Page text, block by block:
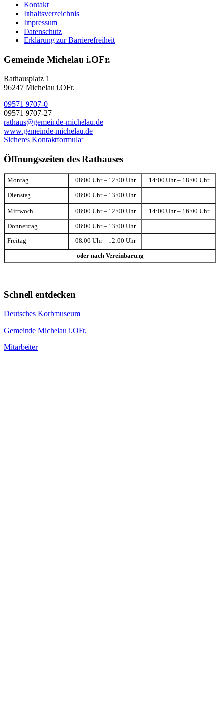
Kontakt
Inhaltsverzeichnis
Impressum
Datenschutz
Erklärung zur Barrierefreiheit
Gemeinde Michelau i.OFr.
Rathausplatz 1
96247 Michelau i.OFr.
09571 9707-0
09571 9707-27
rathaus@gemeinde-michelau.de
www.gemeinde-michelau.de
Sicheres Kontaktformular
Öffnungszeiten des Rathauses
Montag 08:00 Uhr – 12:00 Uhr 14:00 Uhr – 18:00 Uhr
Dienstag 08:00 Uhr – 13:00 Uhr
Mittwoch 08:00 Uhr – 12:00 Uhr 14:00 Uhr – 16:00 Uhr
Donnerstag 08:00 Uhr – 13:00 Uhr
Freitag 08:00 Uhr – 12:00 Uhr
oder nach Vereinbarung
Schnell entdecken
Deutsches Korbmuseum
Gemeinde Michelau i.OFr.
Mitarbeiter